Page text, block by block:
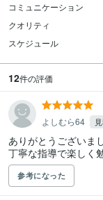
コミュニケーション
クオリティ
スケジュール
12件の評価
よしむら64
ありがとうございま
丁寧な指導で楽しく
参考になった